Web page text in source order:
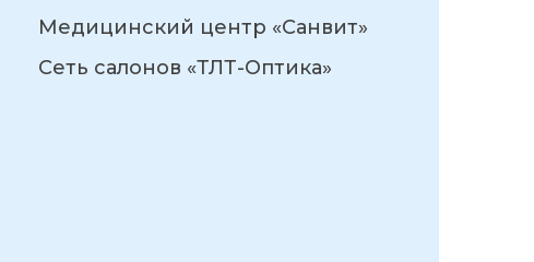
Медицинский центр «Санвит»
Сеть салонов «ТЛТ-Оптика»